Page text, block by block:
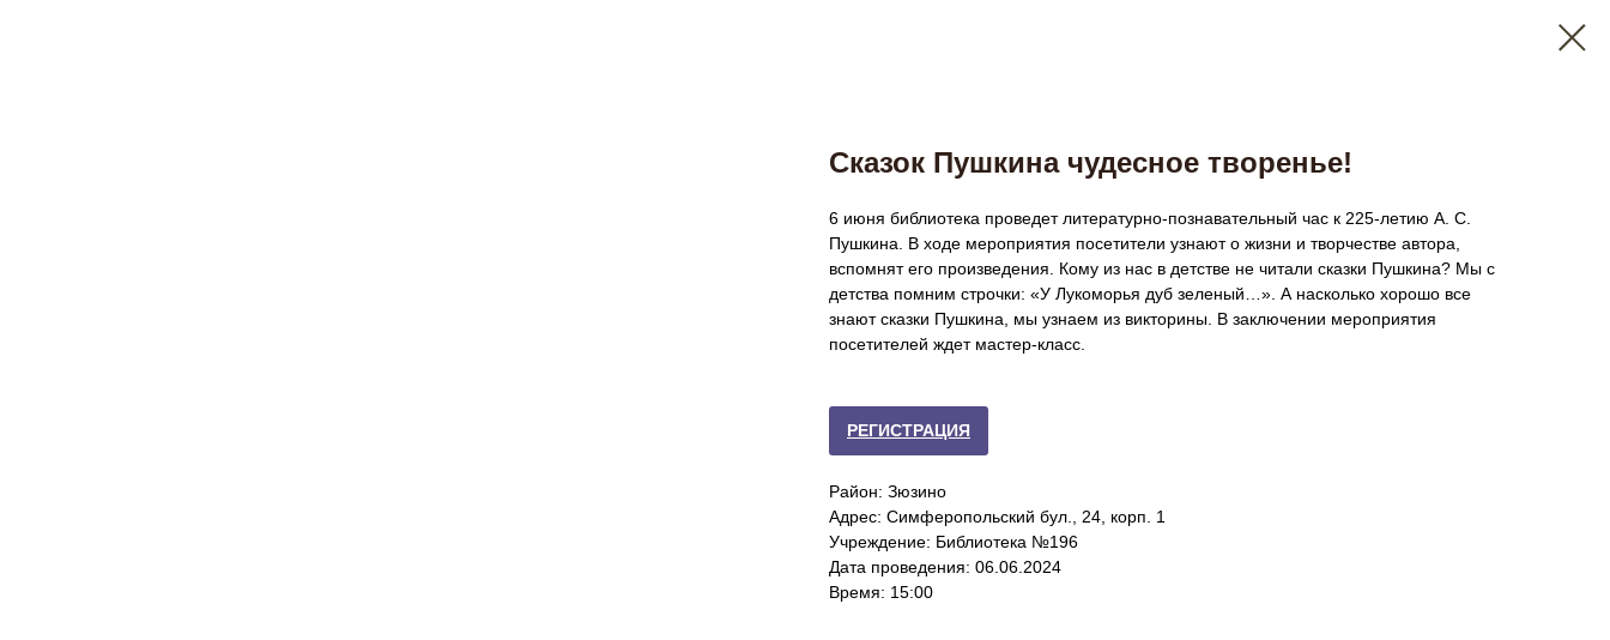
Сказок Пушкина чудесное творенье!
6 июня библиотека проведет литературно-познавательный час к 225-летию А. С.
Пушкина. В ходе мероприятия посетители узнают о жизни и творчестве автора,
вспомнят его произведения. Кому из нас в детстве не читали сказки Пушкина? Мы с
детства помним строчки: «У Лукоморья дуб зеленый…». А насколько хорошо все
знают сказки Пушкина, мы узнаем из викторины. В заключении мероприятия
посетителей ждет мастер-класс.
РЕГИСТРАЦИЯ
Район: Зюзино
Адрес: Симферопольский бул., 24, корп. 1
Учреждение: Библиотека №196
Дата проведения: 06.06.2024
Время: 15:00